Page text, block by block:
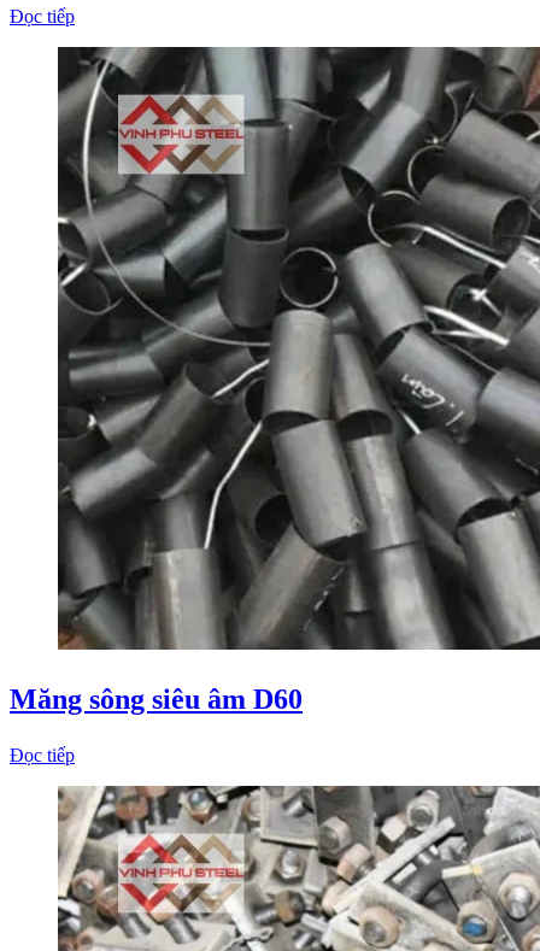
Đọc tiếp
Măng sông siêu âm D60
Đọc tiếp